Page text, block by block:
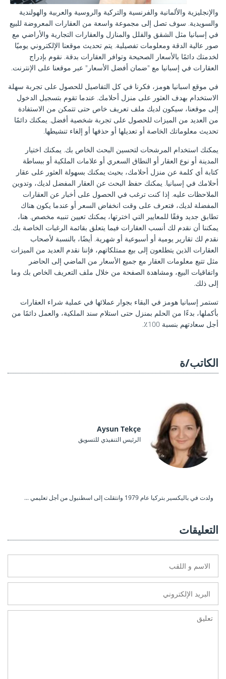
والإنجليزية والألمانية والفرنسية والتركية والروسية والعربية والهولندية
والسويدية. سوف تصل إلى مجموعة واسعة من العقارات المعروضة للبيع
في إسبانيا مثل الشقق والفلل والمنازل والعقارات التجارية والأراضي مع
صور عالية الدقة ومعلومات تفصيلية. يتم تحديث موقعنا الإلكتروني يوميًا
لخدمتك دائمًا بالأسعار الصحيحة وتوافر العقارات بدقة. نقوم بإدراج
العقارات في إسبانيا مع "ضمان أفضل الأسعار" عبر موقعنا على الإنترنت.
في موقع اسبانيا هومز، فكرنا في كل التفاصيل للحصول على تجربة سهلة
الاستخدام بهدف العثور على منزل أحلامك. عندما تقوم بتسجيل الدخول
إلى موقعنا، سيكون لديك ملف تعريف خاص حتى تتمكن من الاستفادة
من العديد من الميزات للحصول على تجربة شخصية أفضل. يمكنك دائمًا
تحديث معلوماتك الخاصة أو تعديلها أو حذفها أو إلغاء تنشيطها.
يمكنك استخدام المرشحات لتحسين البحث الخاص بك. يمكنك اختيار
المدينة أو نوع العقار أو النطاق السعري أو علامات الملكية أو ببساطة
كتابة أي كلمة عن منزل أحلامك، بحيث يمكنك بسهولة العثور على عقار
أحلامك في إسبانيا. يمكنك حفظ البحث عن العقار المفضل لديك، وتدوين
الملاحظات عليه. إذا كنت ترغب في الحصول على أخبار عن العقارات
المفضلة لديك، فتعرف على وقت انخفاض السعر أو عندما يكون هناك
تطابق جديد وفقًا للمعايير التي اخترتها، يمكنك تعيين تنبيه مخصص. هنا،
يمكننا أن نقدم لك أنسب العقارات فيما يتعلق بقائمة الرغبات الخاصة بك.
نقدم لك تقارير يومية أو أسبوعية أو شهرية. أيضًا، بالنسبة لأصحاب
العقارات الذين يتطلعون إلى بيع ممتلكاتهم، فإننا نقدم العديد من الميزات
مثل تتبع معلومات العقار مع جميع الأسعار من الماضي إلى الحاضر
واتفاقيات البيع، ومشاهدة الصفحة من خلال ملف التعريف الخاص بك وما
إلى ذلك.
تستمر إسبانيا هومز في البقاء بجوار عملائها في عملية شراء العقارات
بأكملها، بدءًا من الحلم بمنزل حتى استلام سند الملكية، والعمل دائمًا من
أجل سعادتهم بنسبة 100٪.
الكاتب/ة
Aysun Tekçe
الرئيس التنفيذي للتسويق
ولدت في باليكسير بتركيا عام 1979 وانتقلت إلى اسطنبول من أجل تعليمي ...
التعليقات